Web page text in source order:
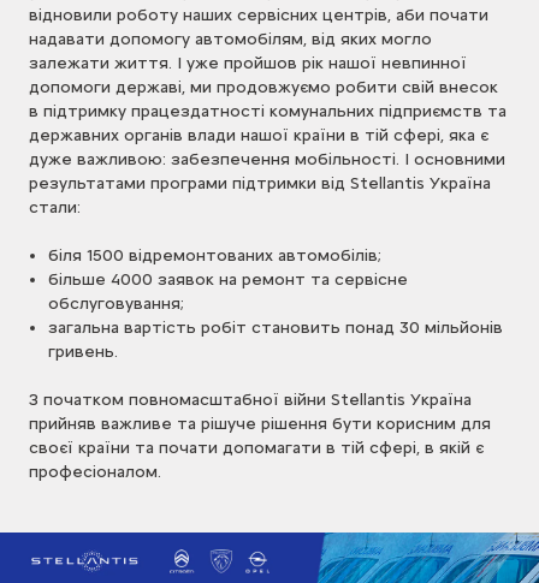
відновили роботу наших сервісних центрів, аби почати
надавати допомогу автомобілям, від яких могло
залежати життя. І уже пройшов рік нашої невпинної
допомоги державі, ми продовжуємо робити свій внесок
в підтримку працездатності комунальних підприємств та
державних органів влади нашої країни в тій сфері, яка є
дуже важливою: забезпечення мобільності. І основними
результатами програми підтримки від Stellantis Україна
стали:
біля 1500 відремонтованих автомобілів;
більше 4000 заявок на ремонт та сервісне
обслуговування;
загальна вартість робіт становить понад 30 мільйонів
гривень.
З початком повномасштабної війни Stellantis Україна
прийняв важливе та рішуче рішення бути корисним для
своєї країни та почати допомагати в тій сфері, в якій є
професіоналом.